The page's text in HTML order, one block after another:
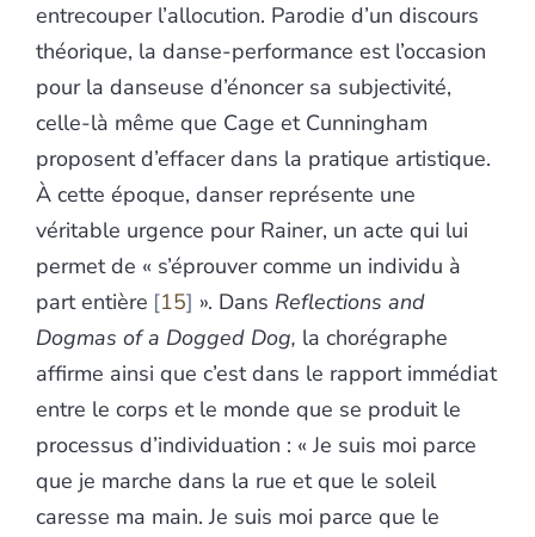
entrecouper l’allocution. Parodie d’un discours
théorique, la danse-performance est l’occasion
pour la danseuse d’énoncer sa subjectivité,
celle-là même que Cage et Cunningham
proposent d’effacer dans la pratique artistique.
À cette époque, danser représente une
véritable urgence pour Rainer, un acte qui lui
permet de « s’éprouver comme un individu à
part entière 15 ». Dans Reflections and
Dogmas of a Dogged Dog, la chorégraphe
affirme ainsi que c’est dans le rapport immédiat
entre le corps et le monde que se produit le
processus d’individuation : « Je suis moi parce
que je marche dans la rue et que le soleil
caresse ma main. Je suis moi parce que le